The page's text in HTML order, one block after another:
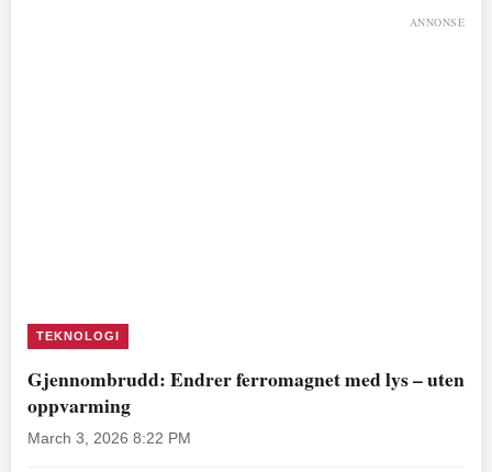
ANNONSE
TEKNOLOGI
Gjennombrudd: Endrer ferromagnet med lys – uten
oppvarming
March 3, 2026 8:22 PM